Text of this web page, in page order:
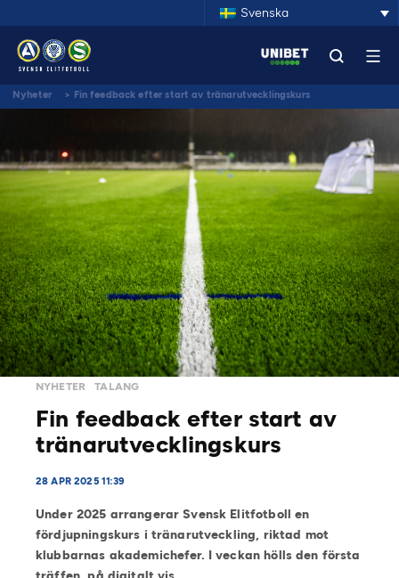
Svenska
Nyheter > Fin feedback efter start av tränarutvecklingskurs
NYHETER TALANG
Fin feedback efter start av
tränarutvecklingskurs
28 APR 2025 11:39
Under 2025 arrangerar Svensk Elitfotboll en
fördjupningskurs i tränarutveckling, riktad mot
klubbarnas akademichefer. I veckan hölls den första